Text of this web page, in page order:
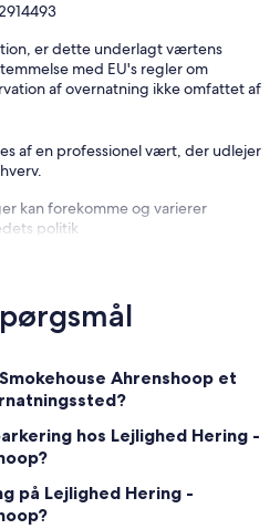
er dette underlagt værtens
med EU's regler om
af overnatning ikke omfattet af
af en professionel vært, der udlejer
kan forekomme og varierer
politik
Ahrenshoop et
hos Lejlighed Hering -
på Lejlighed Hering -